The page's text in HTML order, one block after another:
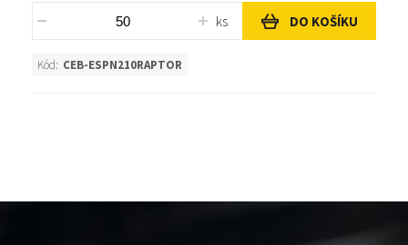
ks DO KOŠÍKU
Kód: CEB-ESPN210RAPTOR